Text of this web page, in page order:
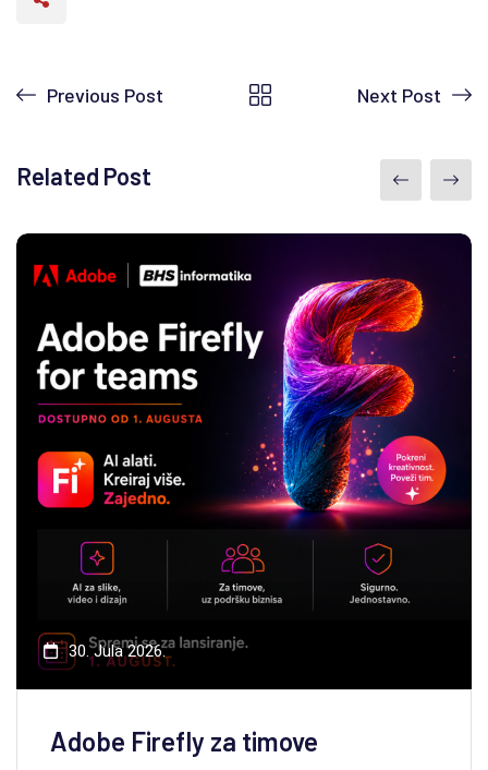
Previous Post Next Post
Related Post
30. Jula 2026.
Adobe Firefly za timove